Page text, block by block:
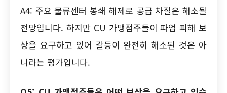
A4: 주요 물류센터 봉쇄 해제로 공급 차질은 해소될
전망입니다. 하지만 CU 가맹점주들이 파업 피해 보
상을 요구하고 있어 갈등이 완전히 해소된 것은 아
니라는 평가입니다.